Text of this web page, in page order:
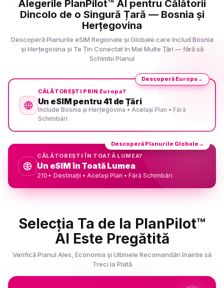
Alegerile PlanPilot™ AI pentru Călătorii
Dincolo de o Singură Țară — Bosnia și
Herțegovina
Descoperă Planurile eSIM Regionale și Globale care Includ Bosnia
și Herțegovina și Te Țin Conectat în Mai Multe Țări — fără să
Schimbi Planul
CĂLĂTOREȘTI PRIN Europa?
Un eSIM pentru 41 de Țări
Include Bosnia și Herțegovina • Același Plan • Fără
Schimbări
Descoperă Europa →
CĂLĂTOREȘTI ÎN TOATĂ LUMEA?
Un eSIM în Toată Lumea
210+ Destinații • Același Plan • Fără Schimbări
Descoperă Planurile Globale →
Selecția Ta de la PlanPilot™
AI Este Pregătită
Verifică Planul Ales, Economia și Ultimele Recomandări înainte să
Treci la Plată